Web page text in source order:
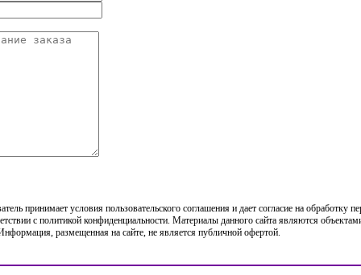
принимает условия пользовательского соглашения и дает согласие на обработку
с политикой конфиденциальности. Материалы данного сайта являются
размещенная на сайте, не является публичной офертой.